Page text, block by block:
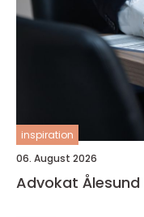
inspiration
06. August 2026